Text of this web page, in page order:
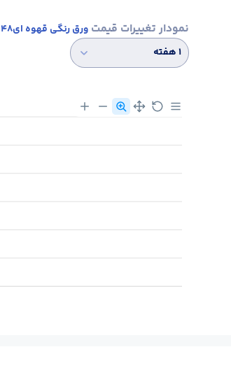
نمودار تغییرات قیمت ورق رنگی قهوه ای0.48 میل - عرض 1.25 متر -رول
۱ هفته